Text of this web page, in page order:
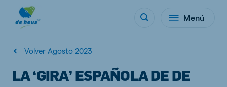
Menú
Volver Agosto 2023
LA ‘GIRA’ ESPAÑOLA DE DE